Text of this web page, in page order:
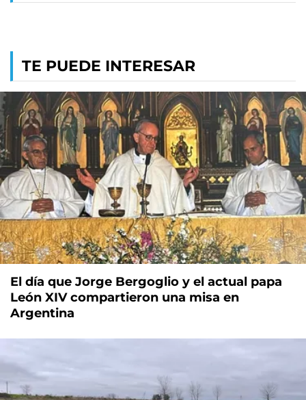
TE PUEDE INTERESAR
El día que Jorge Bergoglio y el actual papa
León XIV compartieron una misa en
Argentina